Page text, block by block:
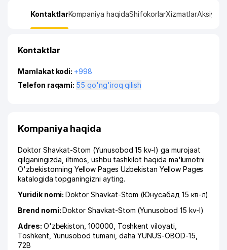
KontaktlarKompaniya haqidaShifokorlarXizmatlarAksiya
Kontaktlar
Mamlakat kodi: +998
Telefon raqami:
55 qo'ng'iroq qilish
Kompaniya haqida
Doktor Shavkat-Stom (Yunusobod 15 kv-l) ga murojaat
qilganingizda, iltimos, ushbu tashkilot haqida ma'lumotni
O'zbekistonning Yellow Pages Uzbekistan Yellow Pages
katalogida topganingizni ayting.
Yuridik nomi:Doktor Shavkat-Stom (Юнусабад 15 кв-л)
Brend nomi:Doktor Shavkat-Stom (Yunusobod 15 kv-l)
Adres: O'zbekiston, 100000, Toshkent viloyati
Toshkent Yunusobod tumani daha YUNUS-OBOD-15
72В